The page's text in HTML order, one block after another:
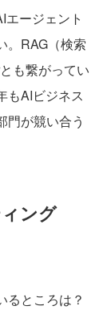
ージェント
。RAG（検索
も繋がってい
もAIビジネス
門が競い合う
ング
るところは？